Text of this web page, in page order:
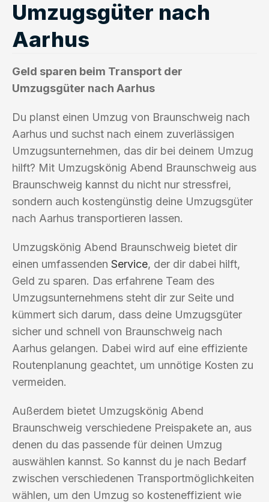
Umzugsgüter nach
Aarhus
Geld sparen beim Transport der
Umzugsgüter nach Aarhus
Du planst einen Umzug von Braunschweig nach
Aarhus und suchst nach einem zuverlässigen
Umzugsunternehmen, das dir bei deinem Umzug
hilft? Mit Umzugskönig Abend Braunschweig aus
Braunschweig kannst du nicht nur stressfrei,
sondern auch kostengünstig deine Umzugsgüter
nach Aarhus transportieren lassen.
Umzugskönig Abend Braunschweig bietet dir
einen umfassenden Service, der dir dabei hilft,
Geld zu sparen. Das erfahrene Team des
Umzugsunternehmens steht dir zur Seite und
kümmert sich darum, dass deine Umzugsgüter
sicher und schnell von Braunschweig nach
Aarhus gelangen. Dabei wird auf eine effiziente
Routenplanung geachtet, um unnötige Kosten zu
vermeiden.
Außerdem bietet Umzugskönig Abend
Braunschweig verschiedene Preispakete an, aus
denen du das passende für deinen Umzug
auswählen kannst. So kannst du je nach Bedarf
zwischen verschiedenen Transportmöglichkeiten
wählen, um den Umzug so kosteneffizient wie